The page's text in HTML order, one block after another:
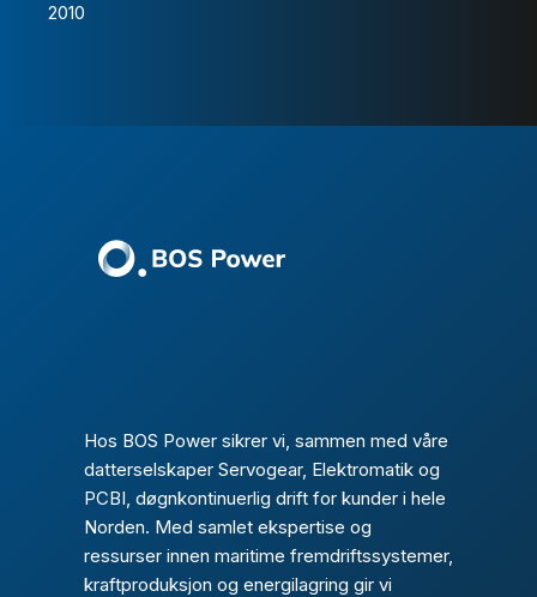
2010
Hos BOS Power sikrer vi, sammen med våre
datterselskaper Servogear, Elektromatik og
PCBI, døgnkontinuerlig drift for kunder i hele
Norden. Med samlet ekspertise og
ressurser innen maritime fremdriftssystemer,
kraftproduksjon og energilagring gir vi